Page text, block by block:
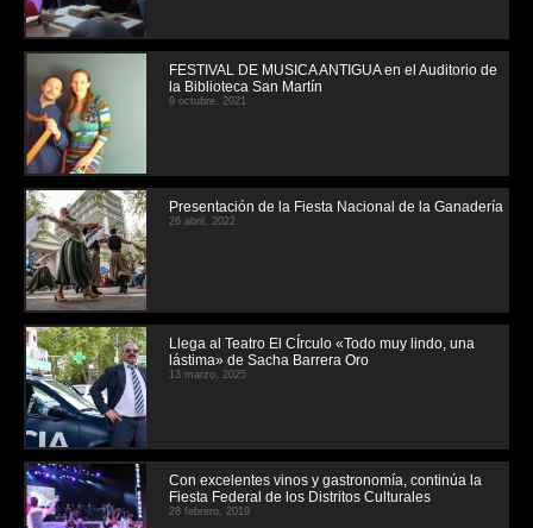
FESTIVAL DE MUSICA ANTIGUA en el Auditorio de
la Biblioteca San Martín
9 octubre, 2021
Presentación de la Fiesta Nacional de la Ganadería
26 abril, 2022
Llega al Teatro El CÍrculo «Todo muy lindo, una
lástima» de Sacha Barrera Oro
13 marzo, 2025
Con excelentes vinos y gastronomía, continúa la
Fiesta Federal de los Distritos Culturales
28 febrero, 2019